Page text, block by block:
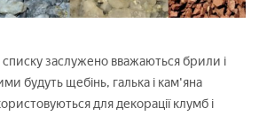
заслужено вважаються брили і
будуть щебінь, галька і кам'яна
для декорації клумб і